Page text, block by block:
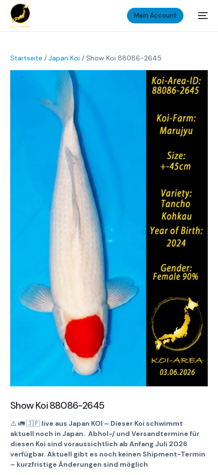
Mein Account
Startseite /Japan Koi / Show Koi 88086-2645
Show Koi 88086-2645
⚠️ 🚛🇯🇵 live aus Japan KOI – Dieser Koi schwimmt
aktuell noch in Japan. Abhol-/ und Versandtermine für
diesen Koi sind voraussichtlich ab Anfang Juli 2026
verfügbar. Aktuell gibt es noch keinen Shipment-Termin
– kurzfristige Änderungen sind möglich